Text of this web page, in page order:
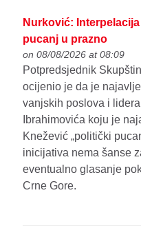
Nurković:
pucanj u prazno
on 08/08/2026 at 08:09
Potpredsjednik
ocijenio je da je
vanjskih poslova i
Ibrahimovića koju je
Knežević „politički
inicijativa nema šanse
eventualno glasanje
Crne Gore.